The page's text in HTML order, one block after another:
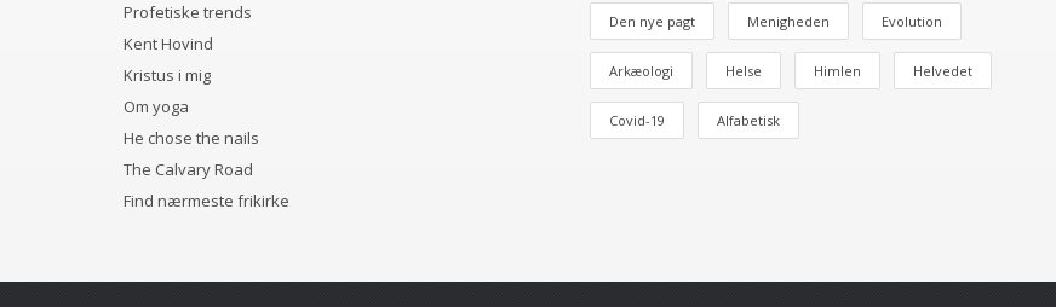
Profetiske trends
Kent Hovind
Kristus i mig
Om yoga
He chose the nails
The Calvary Road
Find nærmeste frikirke
Den nye pagt Menigheden Evolution
Arkæologi Helse Himlen Helvedet
Covid-19 Alfabetisk